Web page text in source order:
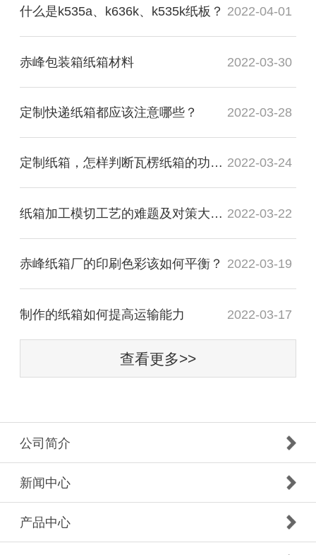
什么是k535a、k636k、k535k纸板？ 2022-04-01
赤峰包装箱纸箱材料 2022-03-30
定制快递纸箱都应该注意哪些？ 2022-03-28
定制纸箱，怎样判断瓦楞纸箱的功能质量是否合格？ 2022-03-24
纸箱加工模切工艺的难题及对策大盘点 2022-03-22
赤峰纸箱厂的印刷色彩该如何平衡？ 2022-03-19
制作的纸箱如何提高运输能力 2022-03-17
查看更多>>
公司简介
新闻中心
产品中心